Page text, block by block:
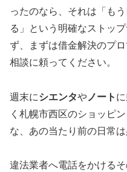
ったのなら、それは「も
る」という明確なストッ
ず、まずは借金解決のプ
相談に頼ってください。
週末にシエンタや ノート
く札幌市西区のショッピ
な、あの当たり前の日常は
違法業者へ電話をかける